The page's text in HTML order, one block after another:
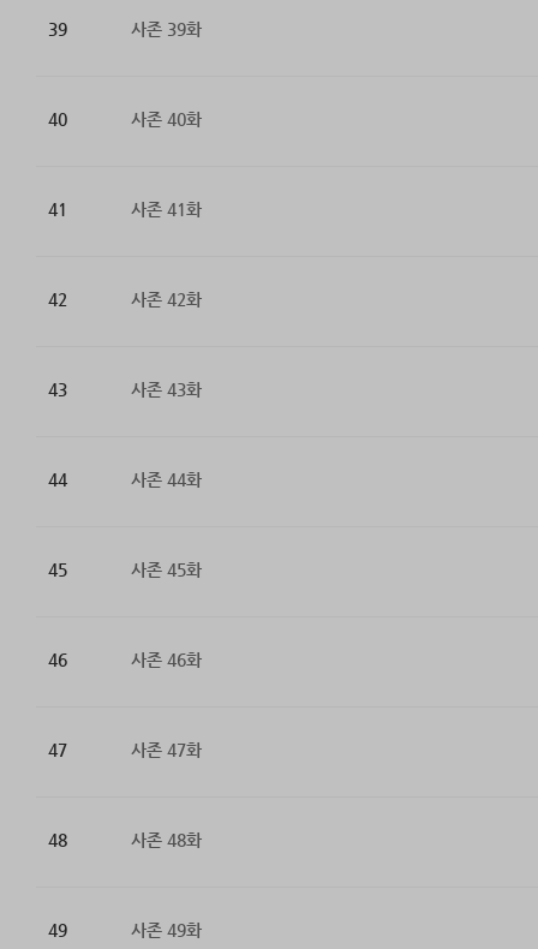
39 사존 39화
40 사존 40화
41 사존 41화
42 사존 42화
43 사존 43화
44 사존 44화
45 사존 45화
46 사존 46화
47 사존 47화
48 사존 48화
49 사존 49화